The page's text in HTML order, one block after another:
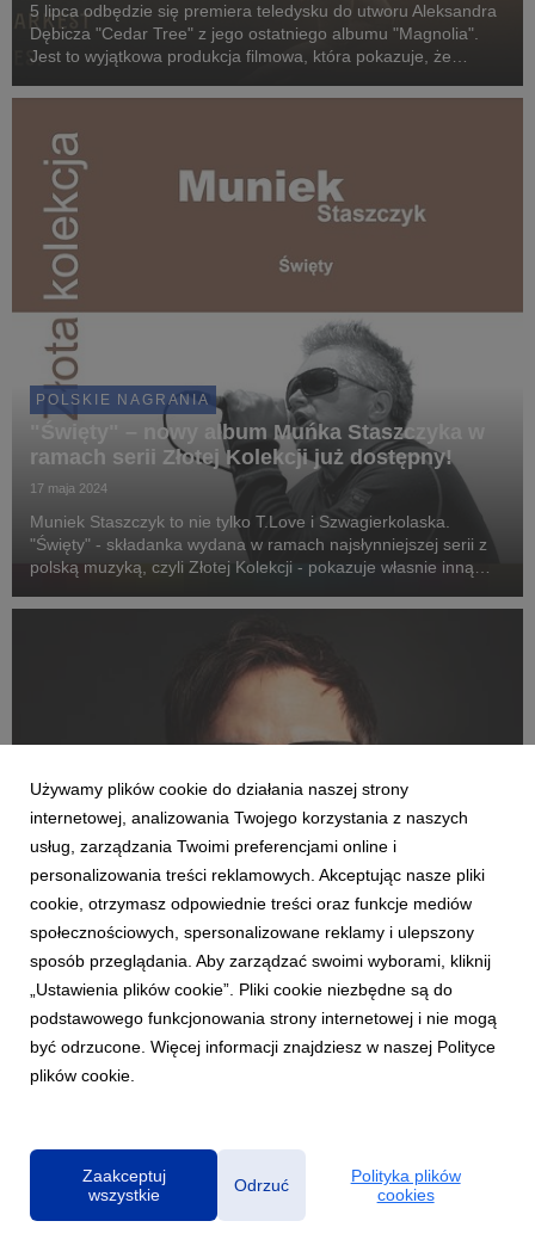
5 lipca odbędzie się premiera teledysku do utworu Aleksandra
Dębicza "Cedar Tree" z jego ostatniego albumu "Magnolia".
Jest to wyjątkowa produkcja filmowa, która pokazuje, że
POLSKIE NAGRANIA
"Święty" – nowy album Muńka Staszczyka w
ramach serii Złotej Kolekcji już dostępny!
17 maja 2024
Muniek Staszczyk to nie tylko T.Love i Szwagierkolaska.
"Święty" - składanka wydana w ramach najsłynniejszej serii z
polską muzyką, czyli Złotej Kolekcji - pokazuje własnie inną
zaskakującą, ale niezwykle różnorodną i...
POLSKIE NAGRANIA
Nowe muzyczne wcielenia Aleksandra
Dębicza! Premiera albumu "Magnolia"
19 kwietnia 2024
Aleksander Dębicz na albumie "Magnolia" po raz pierwszy
łączy trzy role - pianisty, kompozytora oraz producenta. Sam
skomponował, nagrał i zmiksował utwory.
Używamy plików cookie do działania naszej strony
internetowej, analizowania Twojego korzystania z naszych
usług, zarządzania Twoimi preferencjami online i
personalizowania treści reklamowych. Akceptując nasze pliki
cookie, otrzymasz odpowiednie treści oraz funkcje mediów
społecznościowych, spersonalizowane reklamy i ulepszony
sposób przeglądania. Aby zarządzać swoimi wyborami, kliknij
„Ustawienia plików cookie”. Pliki cookie niezbędne są do
podstawowego funkcjonowania strony internetowej i nie mogą
być odrzucone. Więcej informacji znajdziesz w naszej Polityce
plików cookie.
Zaakceptuj
wszystkie
Odrzuć
Polityka plików
cookies